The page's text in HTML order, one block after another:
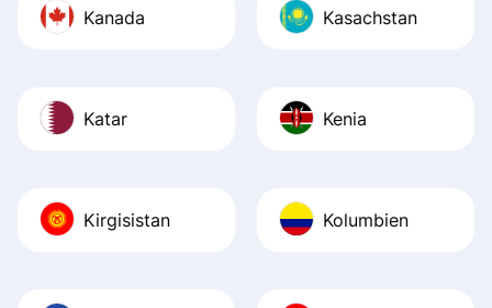
Kanada Kasachstan
Katar Kenia
Kirgisistan Kolumbien